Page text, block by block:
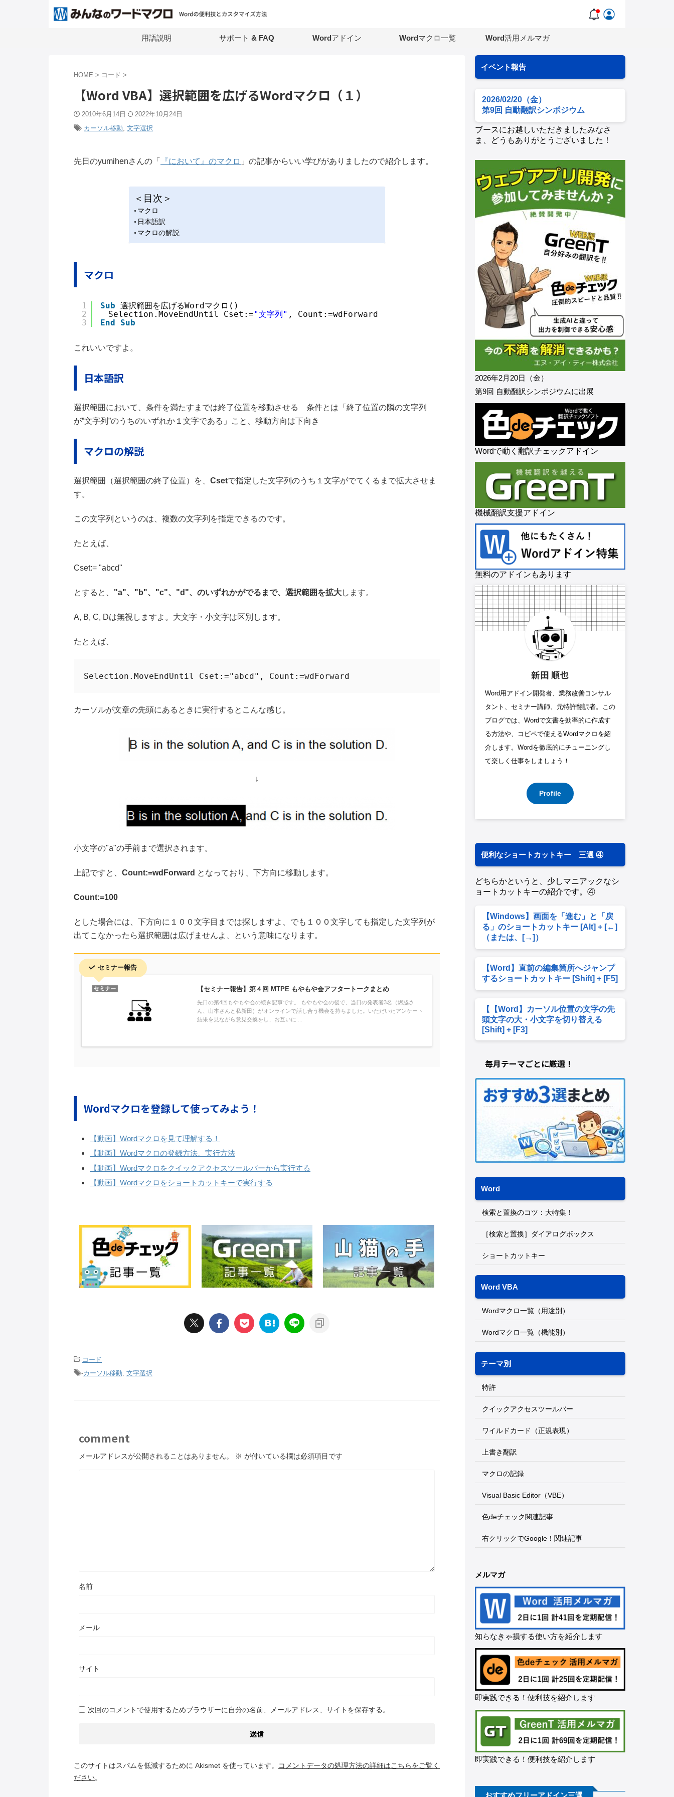
用語説明 サポート & FAQ Wordアドイン Wordマクロ一覧 Word活用メルマガ
HOME > コード >
【Word VBA】選択範囲を広げるWordマクロ（１）
2010年6月14日
2022年10月24日
カーソル移動, 文字選択
先日のyumihenさんの「 『において』のマクロ 」の記事からいい学びがありましたので紹介します。
＜目次＞
マクロ
日本語訳
マクロの解説
マクロ
1
2
3
Sub 選択範囲を広げるWordマクロ()
Selection.MoveEndUntil Cset:="文字列" , Count:=wdForward
End
Sub
これいいですよ。
日本語訳
選択範囲において、条件を満たすまでは終了位置を移動させる 条件とは「終了位置の隣の文字列
が”文字列”のうちのいずれか１文字である」こと、移動方向は下向き
マクロの解説
選択範囲（選択範囲の終了位置）を、 Csetで指定した文字列のうち１文字がでてくるまで拡大させま
す。
この文字列というのは、複数の文字列を指定できるのです。
たとえば、
Cset:= "abcd"
とすると、 "a"、"b"、"c"、"d"、のいずれかがでるまで、選択範囲を拡大します。
A, B, C, Dは無視しますよ。大文字・小文字は区別します。
たとえば、
Selection.MoveEndUntil Cset:="abcd", Count:=wdForward
カーソルが文章の先頭にあるときに実行するとこんな感じ。
↓
小文字の"a"の手前まで選択されます。
上記ですと、 Count:=wdForward となっており、下方向に移動します。
Count:=100
とした場合には、下方向に１００文字目までは探しますよ、でも１００文字しても指定した文字列が
出てこなかったら選択範囲は広げませんよ、という意味になります。
セミナー報告
【セミナー報告】第４回 MTPE もやもや会アフタートークまとめ
先日の第4回もやもや会の続き記事です。 もやもや会の後で、当日の発表者3名（燃脇さ
ん、山本さんと私新田）がオンラインで話し合う機会を持ちました。いただいたアンケート
結果を見ながら意見交換をし、お互いに ...
Wordマクロを登録して使ってみよう！
【動画】Wordマクロを見て理解する！
【動画】Wordマクロの登録方法、実行方法
【動画】Wordマクロをクイックアクセスツールバーから実行する
【動画】Wordマクロをショートカットキーで実行する
-コード
-カーソル移動 文字選択
comment
メールアドレスが公開されることはありません。 ※ が付いている欄は必須項目です
名前
メール
サイト
次回のコメントで使用するためブラウザーに自分の名前、メールアドレス、サイトを保存する。
このサイトはスパムを低減するために Akismet を使っています。
コメントデータの処理方法の詳細はこちらをご覧く
ださい。
イベント報告
2026/02/20（金）
第9回 自動翻訳シンポジウム
ブースにお越しいただきましたみなさ
ま、どうもありがとうございました！
2026年2月20日（金）
第9回 自動翻訳シンポジウムに出展
Wordで動く翻訳チェックアドイン
機械翻訳支援アドイン
無料のアドインもあります
新田 順也
Word用アドイン開発者、業務改善コンサル
タント、セミナー講師、元特許翻訳者。この
ブログでは、Wordで文書を効率的に作成す
る方法や、コピペで使えるWordマクロを紹
介します。Wordを徹底的にチューニングし
て楽しく仕事をしましょう！
Profile
便利なショートカットキー 三選 ④
どちらかというと、少しマニアックなシ
ョートカットキーの紹介です。④
【Windows】画面を「進む」と「戻
る」のショートカットキー [Alt] + [←]
（または、[→]）
【Word】直前の編集箇所へジャンプ
するショートカットキー [Shift] + [F5]
【【Word】カーソル位置の文字の先
頭文字の大・小文字を切り替える
[Shift] + [F3]
毎月テーマごとに厳選！
Word
検索と置換のコツ：大特集！
［検索と置換］ダイアログボックス
ショートカットキー
Word VBA
Wordマクロ一覧（用途別）
Wordマクロ一覧（機能別）
テーマ別
特許
クイックアクセスツールバー
ワイルドカード（正規表現）
上書き翻訳
マクロの記録
Visual Basic Editor（VBE）
色deチェック関連記事
右クリックでGoogle！関連記事
メルマガ
知らなきゃ損する使い方を紹介します
即実践できる！便利技を紹介します
即実践できる！便利技を紹介します
おすすめフリーアドイン三選